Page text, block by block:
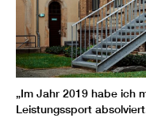
„Im Jahr 2019 habe ich
Leistungssport